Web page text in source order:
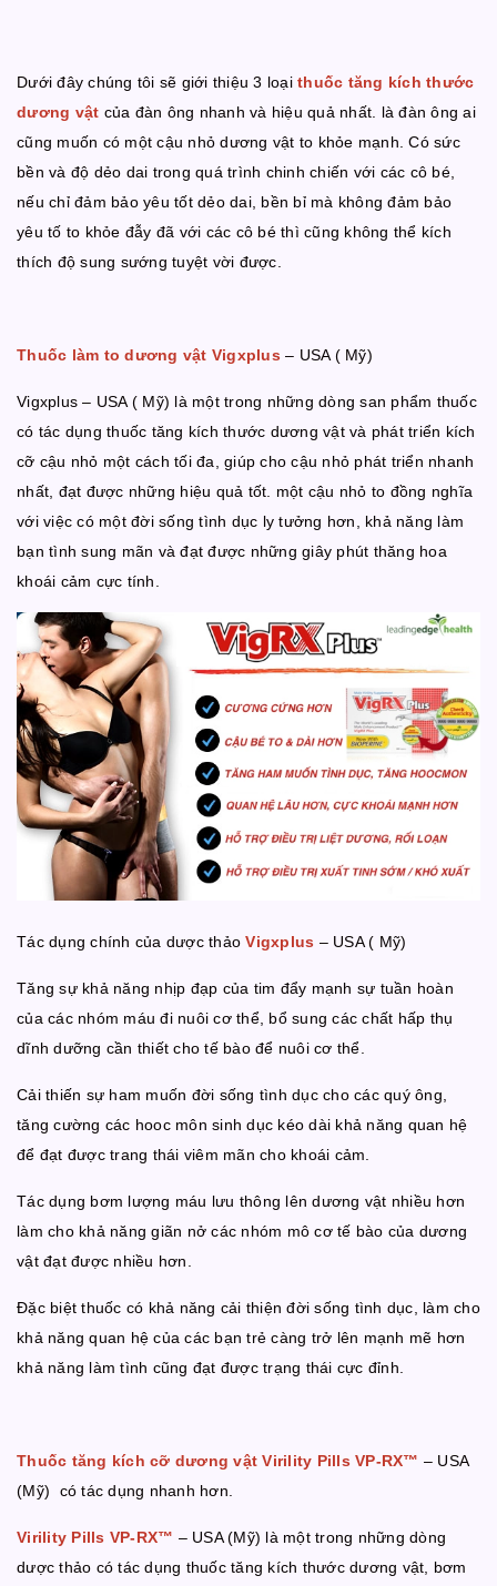
Dưới đây chúng tôi sẽ giới thiệu 3 loại thuốc tăng kích thước
dương vật của đàn ông nhanh và hiệu quả nhất. là đàn ông ai
cũng muốn có một cậu nhỏ dương vật to khỏe mạnh. Có sức
bền và độ dẻo dai trong quá trình chinh chiến với các cô bé,
nếu chỉ đảm bảo yêu tốt dẻo dai, bền bỉ mà không đảm bảo
yêu tố to khỏe đẫy đã với các cô bé thì cũng không thể kích
thích độ sung sướng tuyệt vời được.
Thuốc làm to dương vật Vigxplus– USA ( Mỹ)
Vigxplus – USA ( Mỹ) là một trong những dòng san phẩm thuốc
có tác dụng thuốc tăng kích thước dương vật và phát triển kích
cỡ cậu nhỏ một cách tối đa, giúp cho cậu nhỏ phát triển nhanh
nhất, đạt được những hiệu quả tốt. một cậu nhỏ to đồng nghĩa
với việc có một đời sống tình dục ly tưởng hơn, khả năng làm
bạn tình sung mãn và đạt được những giây phút thăng hoa
khoái cảm cực tính.
Tác dụng chính của dược thảoVigxplus – USA ( Mỹ)
Tăng sự khả năng nhịp đạp của tim đẩy mạnh sự tuần hoàn
của các nhóm máu đi nuôi cơ thể, bổ sung các chất hấp thụ
dĩnh dưỡng cần thiết cho tế bào để nuôi cơ thể.
Cải thiến sự ham muốn đời sống tình dục cho các quý ông,
tăng cường các hooc môn sinh dục kéo dài khả năng quan hệ
để đạt được trang thái viêm mãn cho khoái cảm.
Tác dụng bơm lượng máu lưu thông lên dương vật nhiều hơn
làm cho khả năng giãn nở các nhóm mô cơ tế bào của dương
vật đạt được nhiều hơn.
Đặc biệt thuốc có khả năng cải thiện đời sống tình dục, làm cho
khả năng quan hệ của các bạn trẻ càng trở lên mạnh mẽ hơn
khả năng làm tình cũng đạt được trạng thái cực đỉnh.
Thuốc tăng kích cỡ dương vật Virility Pills VP-RX™ – USA
(Mỹ) có tác dụng nhanh hơn.
Virility Pills VP-RX™ – USA (Mỹ) là một trong những dòng
dược thảo có tác dụng thuốc tăng kích thước dương vật, bơm